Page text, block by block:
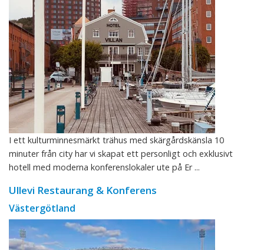
I ett kulturminnesmärkt trähus med skärgårdskänsla 10
minuter från city har vi skapat ett personligt och exklusivt
hotell med moderna konferenslokaler ute på Er ...
Ullevi Restaurang & Konferens
Västergötland